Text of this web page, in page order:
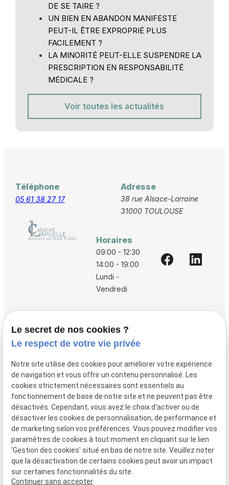
DE SE TAIRE ?
UN BIEN EN ABANDON MANIFESTE
PEUT-IL ÊTRE EXPROPRIÉ PLUS
FACILEMENT ?
LA MINORITÉ PEUT-ELLE SUSPENDRE LA
PRESCRIPTION EN RESPONSABILITÉ
MÉDICALE ?
Voir toutes les actualités
Téléphone
05 61 38 27 17
Adresse
38 rue Alsace-Lorraine
31000 TOULOUSE
Horaires
09:00 - 12:30
14:00 - 19:00
Lundi -
Vendredi
Vos avocats
Boutique
Domaines de compétences
Actualités
Contact
Mentions
légales
Politique de
confidentialité
Gestion
Plan du
site
Siret :80946148600015
Le secret de nos cookies ?
Le respect de votre vie privée
Notre site utilise des cookies pour améliorer votre expérience
de navigation et vous offrir un contenu personnalisé. Les
cookies strictement nécessaires sont essentiels au
fonctionnement de base de notre site et ne peuvent pas être
désactivés. Cependant, vous avez le choix d'activer ou de
désactiver les cookies de personnalisation, de performance et
de marketing selon vos préférences. Vous pouvez modifier vos
paramètres de cookies à tout moment en cliquant sur le lien
'Gestion des cookies' situé en bas de notre site. Veuillez noter
que la désactivation de certains cookies peut avoir un impact
sur certaines fonctionnalités du site.
Continuer sans accepter